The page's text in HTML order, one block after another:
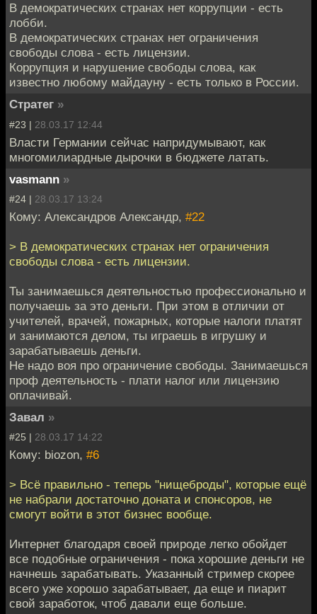
В демократических странах нет коррупции - есть
лобби.
В демократических странах нет ограничения
свободы слова - есть лицензии.
Коррупция и нарушение свободы слова, как
известно любому майдауну - есть только в России.
Стратег »
#23 | 28.03.17 12:44
Власти Германии сейчас напридумывают, как
многомилиардные дырочки в бюджете латать.
vasmann »
#24 | 28.03.17 13:24
Кому: Александров Александр, #22
> В демократических странах нет ограничения
свободы слова - есть лицензии.
Ты занимаешься деятельностью профессионально и
получаешь за это деньги. При этом в отличии от
учителей, врачей, пожарных, которые налоги платят
и занимаются делом, ты играешь в игрушку и
зарабатываешь деньги.
Не надо воя про ограничение свободы. Занимаешься
проф деятельность - плати налог или лицензию
оплачивай.
Завал »
#25 | 28.03.17 14:22
Кому: biozon, #6
> Всё правильно - теперь "нищеброды", которые ещё
не набрали достаточно доната и спонсоров, не
смогут войти в этот бизнес вообще.
Интернет благодаря своей природе легко обойдет
все подобные ограничения - пока хорошие деньги не
начнешь зарабатывать. Указанный стример скорее
всего уже хорошо зарабатывает, да еще и пиарит
свой заработок, чтоб давали еще больше.